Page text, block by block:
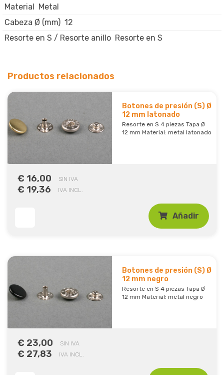
Material Metal
Cabeza Ø (mm) 12
Resorte en S / Resorte anillo Resorte en S
Productos relacionados
Botones de presión (S) Ø
12 mm latonado
Resorte en S 4 piezas Tapa Ø
12 mm Material: metal latonado
€ 16,00 SIN IVA
€ 19,36 IVA INCL.
Añadir
Botones de presión (S) Ø
12 mm negro
Resorte en S 4 piezas Tapa Ø
12 mm Material: metal negro
€ 23,00 SIN IVA
€ 27,83 IVA INCL.